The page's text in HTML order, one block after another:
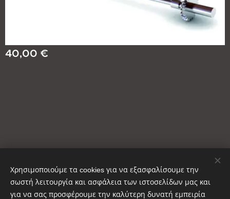
40,00 €
Χρησιμοποιούμε τα cookies για να εξασφαλίσουμε την
σωστή λειτουργία και ασφάλεια των ιστοσελίδων μας και
για να σας προσφέρουμε την καλύτερη δυνατή εμπειρία